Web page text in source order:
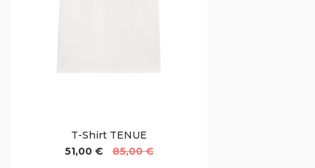
T-Shirt TENUE
51,00 €
85,00 €